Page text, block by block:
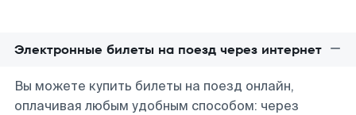
Электронные билеты на поезд через интернет
Вы можете купить билеты на поезд онлайн,
оплачивая любым удобным способом: через